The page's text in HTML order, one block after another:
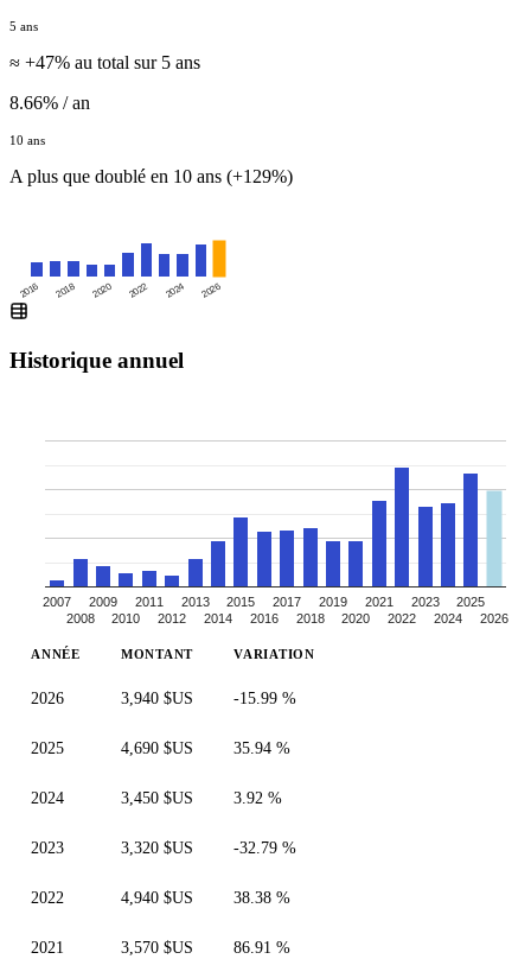
5 ans
≈ +47% au total sur 5 ans
8.66% / an
10 ans
A plus que doublé en 10 ans (+129%)
2016 2018 2020 2022 2024 2026
Historique annuel
2007
2008
2009
2010
2011
2012
2013
2014
2015
2016
2017
2018
2019
2020
2021
2022
2023
2024
2025
2026
ANNÉE MONTANT VARIATION
2026 3,940 $US -15.99 %
2025 4,690 $US 35.94 %
2024 3,450 $US 3.92 %
2023 3,320 $US -32.79 %
2022 4,940 $US 38.38 %
2021 3,570 $US 86.91 %